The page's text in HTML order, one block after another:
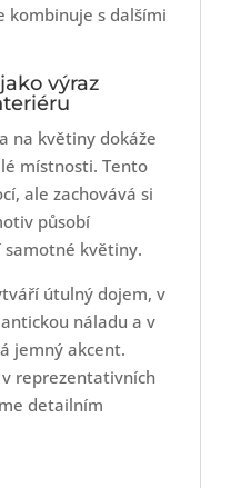
kombinuje s dalšími
výraz
na květiny dokáže
místnosti. Tento
ale zachovává si
působí
květiny.
útulný dojem, v
náladu a v
jemný akcent.
reprezentativních
detailním